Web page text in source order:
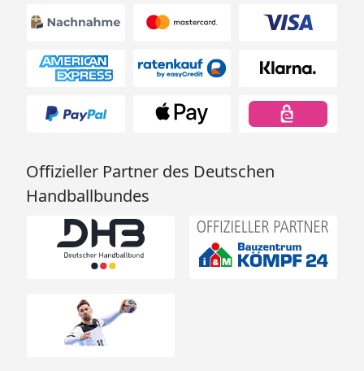
Offizieller Partner des Deutschen
Handballbundes